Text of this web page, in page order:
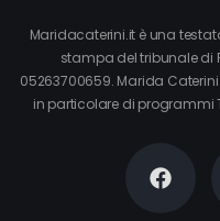
Maridacaterini.it è una
stampa del tribunale di
05263700659. Marida
in particolare di programmi